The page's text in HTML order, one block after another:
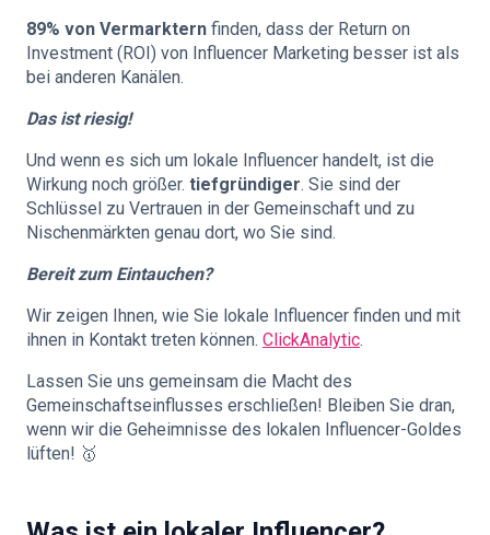
89% von Vermarktern finden, dass der Return on
Investment (ROI) von Influencer Marketing besser ist als
bei anderen Kanälen.
Das ist riesig!
Und wenn es sich um lokale Influencer handelt, ist die
Wirkung noch größer. tiefgründiger. Sie sind der
Schlüssel zu Vertrauen in der Gemeinschaft und zu
Nischenmärkten genau dort, wo Sie sind.
Bereit zum Eintauchen?
Wir zeigen Ihnen, wie Sie lokale Influencer finden und mit
ihnen in Kontakt treten können. ClickAnalytic.
Lassen Sie uns gemeinsam die Macht des
Gemeinschaftseinflusses erschließen! Bleiben Sie dran,
wenn wir die Geheimnisse des lokalen Influencer-Goldes
lüften! 🥇